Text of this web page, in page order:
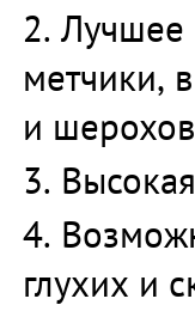
Лучшее
метчики,
и
глухих и